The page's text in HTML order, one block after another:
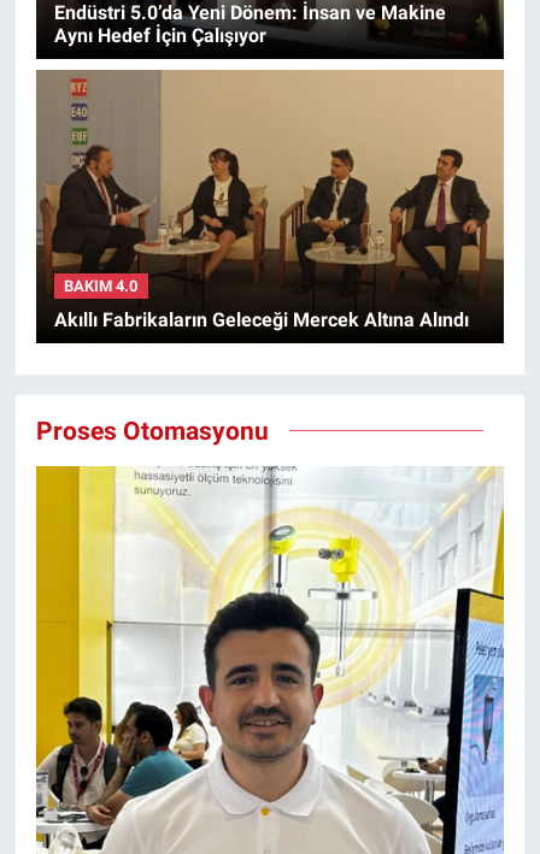
Endüstri 5.0’da Yeni Dönem: İnsan ve Makine
Aynı Hedef İçin Çalışıyor
BAKIM 4.0
Akıllı Fabrikaların Geleceği Mercek Altına Alındı
Proses Otomasyonu